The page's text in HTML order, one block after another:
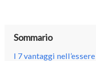
Sommario
I 7 vantaggi